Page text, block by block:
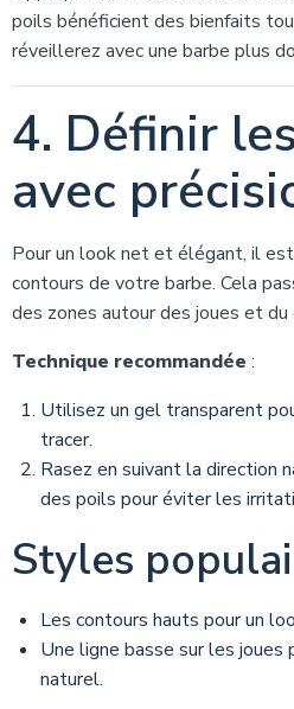
poils bénéficient des bienfaits
réveillerez avec une barbe plus
4. Définir
avec
Pour un look net et élégant, il
contours de votre barbe. Cela
des zones autour des joues et du
Technique recommandée :
Utilisez un gel transparent
tracer.
Rasez en suivant la direction
des poils pour éviter les
Styles
Les contours hauts pour un
Une ligne basse sur les joues
naturel.